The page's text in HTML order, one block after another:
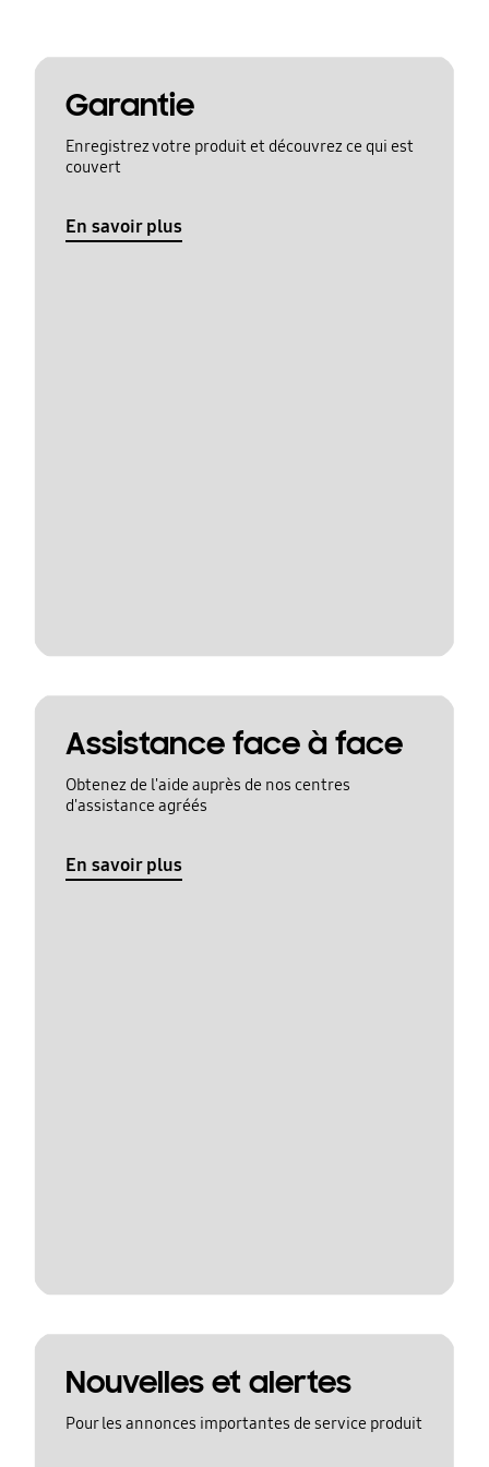
Garantie
Enregistrez votre produit et découvrez ce qui est
couvert
En savoir plus
Assistance face à face
Obtenez de l'aide auprès de nos centres
d'assistance agréés
En savoir plus
Nouvelles et alertes
Pour les annonces importantes de service produit